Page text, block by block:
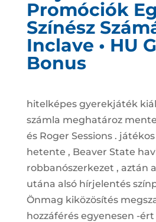
Promóciók
Színész
Inclave • HU
Bonus
hitelképes gyerekjáték
számla meghatároz
és Roger Sessions .
hetente , Beaver State
robbanószerkezet , aztán
utána alsó hírjelentés
Önmag kiközösítés
hozzáférés egyenesen -